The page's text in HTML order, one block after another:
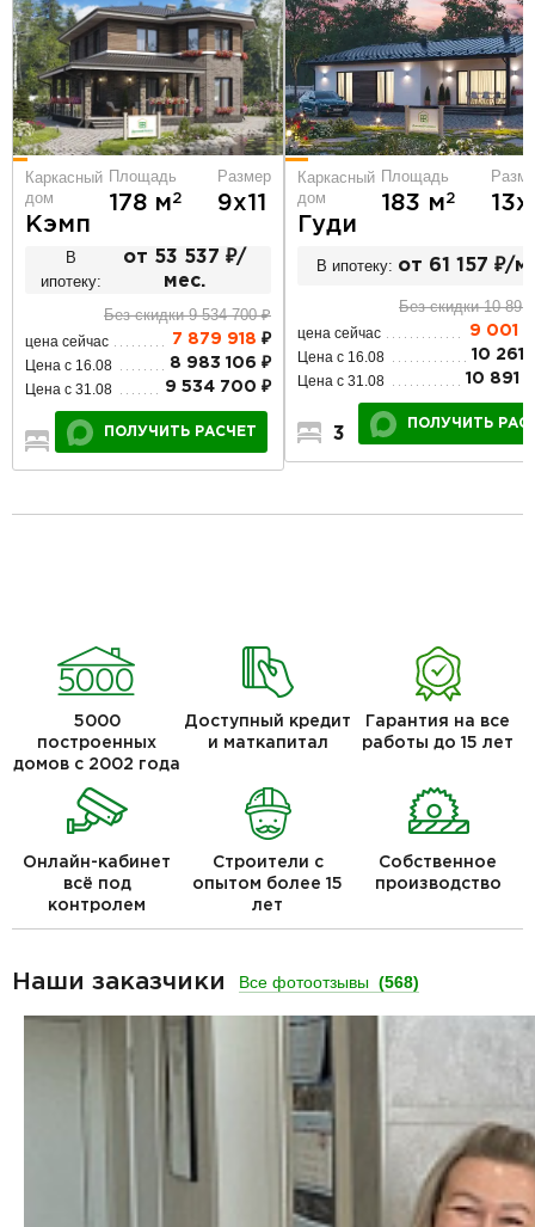
Каркасный
дом
Кэмп
Площадь
178 м2
Размер
9х11
В
ипотеку:
от 53 537 ₽/
мес.
Без скидки 9 534 700 ₽
цена сейчас 7 879 918 ₽
Цена с 16.08 8 983 106 ₽
Цена с 31.08 9 534 700 ₽
4
ПОЛУЧИТЬ РАСЧЕТ
Каркасный
дом
Гуди
Площадь
183 м2
В ипотеку: от 61 157 ₽/
Без скидки 10
цена сейчас 9 001
Цена с 16.08 10 261
Цена с 31.08 10 891
3
ПОЛУЧИТЬ
5000
построенных
домов с 2002 года
Доступный кредит
и маткапитал
Гарантия на все
работы до 15 лет
Онлайн-кабинет
всё под
контролем
Строители с
опытом более 15
лет
Собственное
производство
Наши заказчики Все фотоотзывы (568)